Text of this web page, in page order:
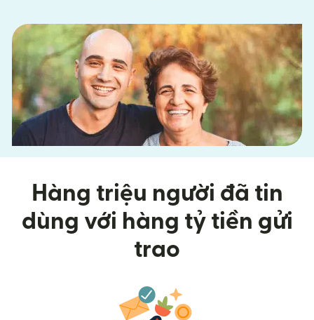
Hàng triệu người đã tin
dùng với hàng tỷ tiền gửi
trao